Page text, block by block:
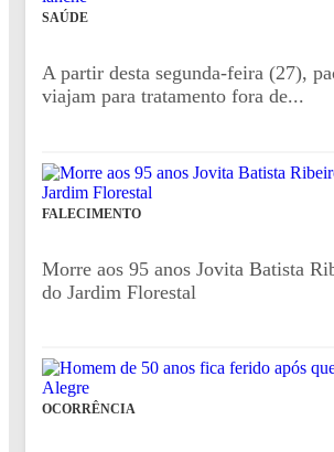
SAÚDE
A partir desta segunda-feira (27),
viajam para tratamento fora de...
FALECIMENTO
Morre aos 95 anos Jovita Batista
do Jardim Florestal
OCORRÊNCIA